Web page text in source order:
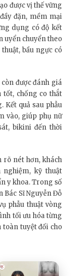
được vị thế vững
đặn, mềm mại
dụng có độ kết
uyển chuyển theo
bầu ngực có
được đánh giá
tốt, chống co thắt
Kết quả sau phẫu
vào, giúp phụ nữ
bikini đến thời
rõ nét hơn, khách
kỹ thuật
y khoa. Trong số
Bác Sĩ Nguyễn Đỗ
phẫu thuật vòng
tối ưu hóa từng
toàn tuyệt đối cho